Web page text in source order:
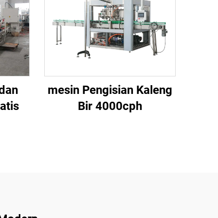
mesin Pengisian Kaleng
Bir 4000cph